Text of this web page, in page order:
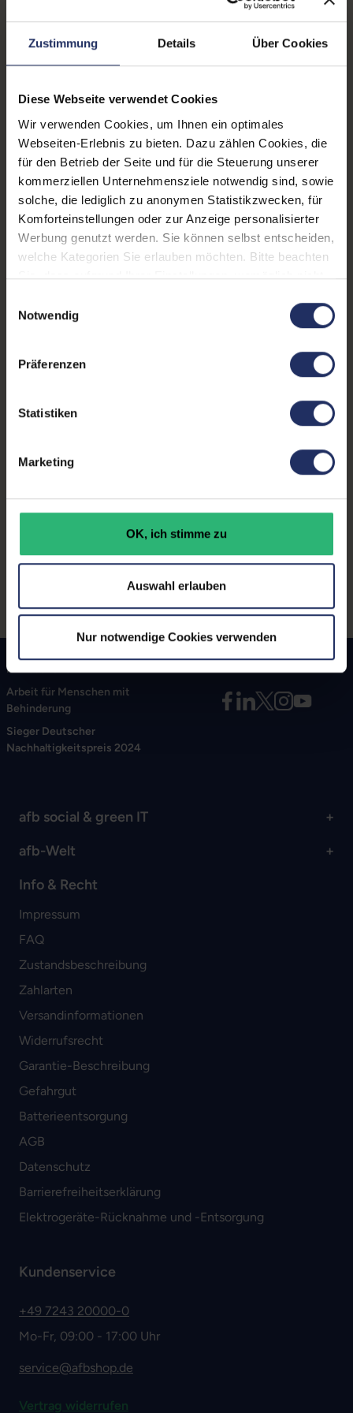
Zustimmung Details Über Cookies
Diese Webseite verwendet Cookies
Wir verwenden Cookies, um Ihnen ein optimales
Webseiten-Erlebnis zu bieten. Dazu zählen Cookies, die
für den Betrieb der Seite und für die Steuerung unserer
kommerziellen Unternehmensziele notwendig sind, sowie
solche, die lediglich zu anonymen Statistikzwecken, für
Komforteinstellungen oder zur Anzeige personalisierter
Werbung genutzt werden. Sie können selbst entscheiden,
welche Kategorien Sie erlauben möchten. Bitte beachten
Sie, dass aufgrund Ihrer Einstellungen, womöglich nicht
Weitere Informationen finden Sie in
Notwendig
Präferenzen
Statistiken
Marketing
OK, ich stimme zu
Auswahl erlauben
Nur notwendige Cookies verwenden
Sicherheit & Herstellerinformationen
Produktbeschreibung
2 Ersatzspitzen für den LAMY safari note+
Technische Daten
Grading: Neuware
Produkttyp: Ersatzspitze
Passend für Modell: safari note+
Farbe: Grau
Partnerprogramm:
Zustand:
4014519764311
Klimaschonend
Arbeit für Menschen mit
Behinderung
Sieger Deutscher
Nachhaltigkeitspreis 2024
afb social & green IT
afb-Welt
Info & Recht
Impressum
FAQ
Zustandsbeschreibung
Zahlarten
Versandinformationen
Widerrufsrecht
Garantie-Beschreibung
Gefahrgut
Batterieentsorgung
AGB
Datenschutz
Barrierefreiheitserklärung
Elektrogeräte-Rücknahme und -Entsorgung
Kundenservice
+49 7243 20000-0
Mo-Fr, 09:00 - 17:00 Uhr
service@afbshop.de
Vertrag widerrufen